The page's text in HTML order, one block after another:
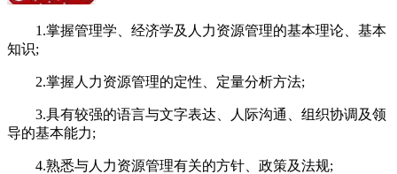
1.掌握管理学、经济学及人力资源管理的基本理论、基本
知识;
2.掌握人力资源管理的定性、定量分析方法;
3.具有较强的语言与文字表达、人际沟通、组织协调及领
导的基本能力;
4.熟悉与人力资源管理有关的方针、政策及法规;